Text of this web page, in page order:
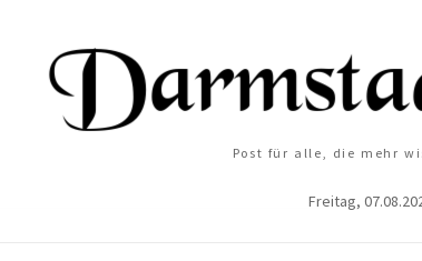
Post für alle, die mehr
Freitag,